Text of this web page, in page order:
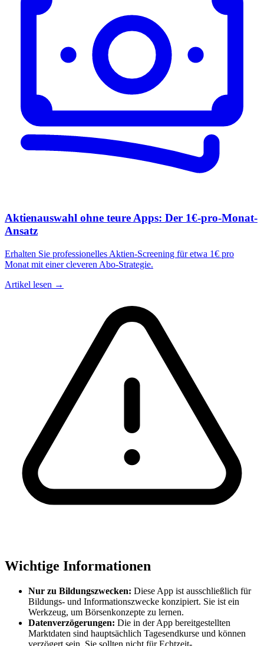
Aktienauswahl ohne teure Apps: Der 1€-pro-Monat-
Ansatz
Erhalten Sie professionelles Aktien-Screening für etwa 1€ pro
Monat mit einer cleveren Abo-Strategie.
Artikel lesen →
Wichtige Informationen
Nur zu Bildungszwecken: Diese App ist ausschließlich für
Bildungs- und Informationszwecke konzipiert. Sie ist ein
Werkzeug, um Börsenkonzepte zu lernen.
Datenverzögerungen: Die in der App bereitgestellten
Marktdaten sind hauptsächlich Tagesendkurse und können